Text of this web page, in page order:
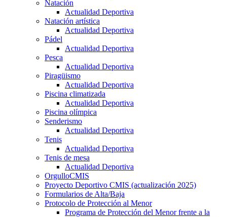
Natación
Actualidad Deportiva
Natación artística
Actualidad Deportiva
Pádel
Actualidad Deportiva
Pesca
Actualidad Deportiva
Piragüismo
Actualidad Deportiva
Piscina climatizada
Actualidad Deportiva
Piscina olímpica
Senderismo
Actualidad Deportiva
Tenis
Actualidad Deportiva
Tenis de mesa
Actualidad Deportiva
OrgulloCMIS
Proyecto Deportivo CMIS (actualización 2025)
Formularios de Alta/Baja
Protocolo de Protección al Menor
Programa de Protección del Menor frente a la